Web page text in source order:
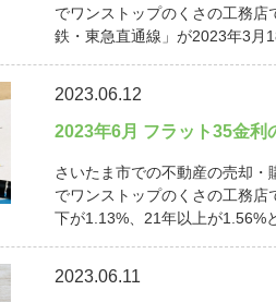
でワンストップのくさの工務
鉄・東急直通線」が2023年3月
2023.06.12
2023年6月 フラット35金利
さいたま市での不動産の売却・
でワンストップのくさの工務
下が1.13%、21年以上が1.56%
2023.06.11